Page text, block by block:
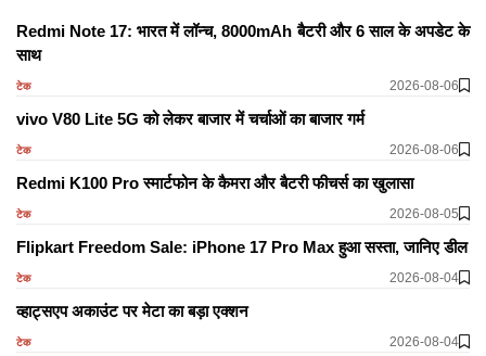
Redmi Note 17: भारत में लॉन्च, 8000mAh बैटरी और 6 साल के अपडेट के
साथ
टेक 2026-08-06
vivo V80 Lite 5G को लेकर बाजार में चर्चाओं का बाजार गर्म
टेक 2026-08-06
Redmi K100 Pro स्मार्टफोन के कैमरा और बैटरी फीचर्स का खुलासा
टेक 2026-08-05
Flipkart Freedom Sale: iPhone 17 Pro Max हुआ सस्ता, जानिए डील
टेक 2026-08-04
व्हाट्सएप अकाउंट पर मेटा का बड़ा एक्शन
टेक 2026-08-04